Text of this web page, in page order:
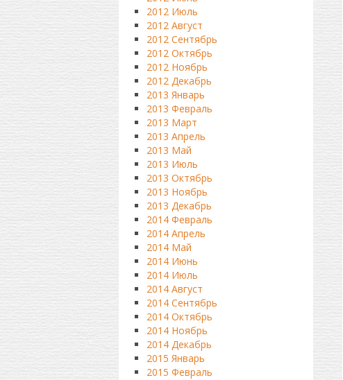
2012 Июль
2012 Август
2012 Сентябрь
2012 Октябрь
2012 Ноябрь
2012 Декабрь
2013 Январь
2013 Февраль
2013 Март
2013 Апрель
2013 Май
2013 Июль
2013 Октябрь
2013 Ноябрь
2013 Декабрь
2014 Февраль
2014 Апрель
2014 Май
2014 Июнь
2014 Июль
2014 Август
2014 Сентябрь
2014 Октябрь
2014 Ноябрь
2014 Декабрь
2015 Январь
2015 Февраль